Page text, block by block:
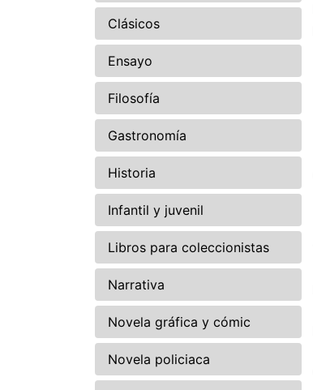
Clásicos
Ensayo
Filosofía
Gastronomía
Historia
Infantil y juvenil
Libros para coleccionistas
Narrativa
Novela gráfica y cómic
Novela policiaca